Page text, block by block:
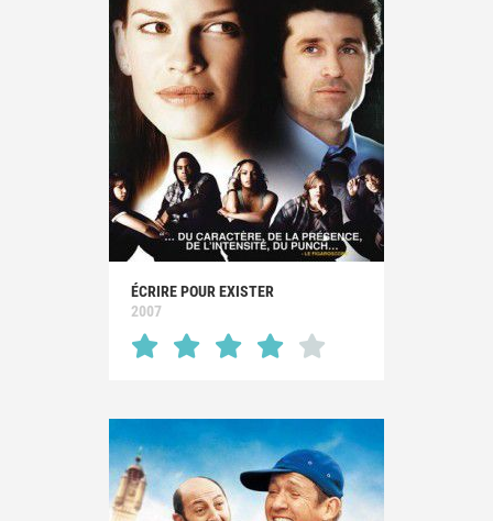
ÉCRIRE POUR EXISTER
2007